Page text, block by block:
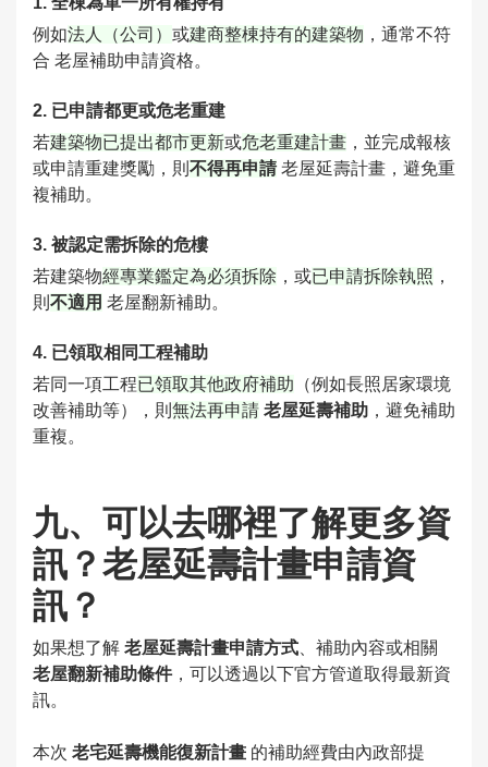
例如法人（公司） 或建商整棟持有的建築物 ，通常不符
合 老屋補助申請資格。
2. 已申請都更或危老重建
若建築物已提出都市更新或危老重建計畫 ，並完成報核
或申請重建獎勵，則 不得再申請老屋延壽計畫，避免重
複補助。
3. 被認定需拆除的危樓
若建築物經專業鑑定為必須拆除 ，或已申請拆除執照 ，
則 不適用 老屋翻新補助。
4. 已領取相同工程補助
若同一項工程已領取其他政府補助 （例如長照居家環境
改善補助等），則 無法再申請 老屋延壽補助 ，避免補助
重複。
九、可以去哪裡了解更多資
訊？老屋延壽計畫申請資
訊？
如果想了解 老屋延壽計畫申請方式 、補助內容或相關
老屋翻新補助條件，可以透過以下官方管道取得最新資
訊。
本次 老宅延壽機能復新計畫 的補助經費由內政部提